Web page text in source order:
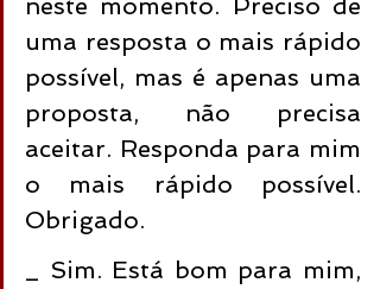
uma resposta o mais rápido
possível, mas é apenas uma
proposta, não precisa
aceitar. Responda para mim
o mais rápido possível.
Obrigado.
_ Sim. Está bom para mim,